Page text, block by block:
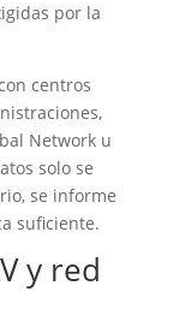
por la
centros
Network u
solo se
se informe
suficiente.
y red